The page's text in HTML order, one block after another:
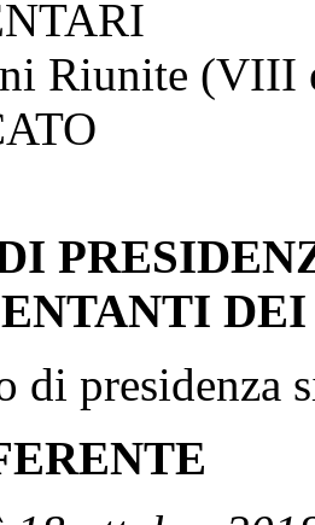
Riunite (VIII
presidenza